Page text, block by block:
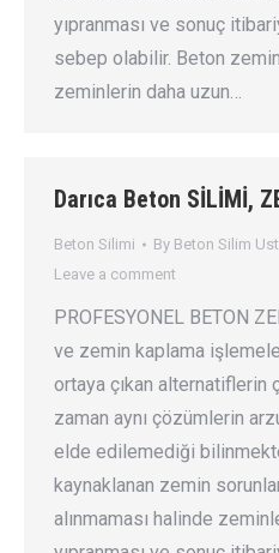
yıpranması ve sonuç
sebep olabilir. Beton
zeminlerin daha uzun…
Darıca Beton SİLİMİ,
Beton Silimi By Beton Silim
Leave a comment
PROFESYONEL BETON
ve zemin kaplama
ortaya çıkan alternatiflerin
zaman aynı çözümlerin
elde edilemediği
kaynaklanan zemin
alınmaması halinde